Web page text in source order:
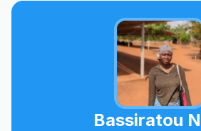
Bassiratou